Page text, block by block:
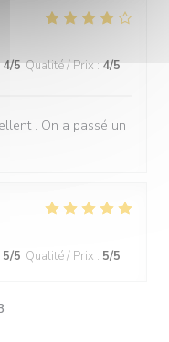
4/5 Qualité / Prix : 4/5
. On a passé un
5/5 Qualité / Prix : 5/5